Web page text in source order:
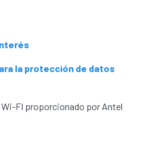
la protección de datos
FI proporcionado por Antel